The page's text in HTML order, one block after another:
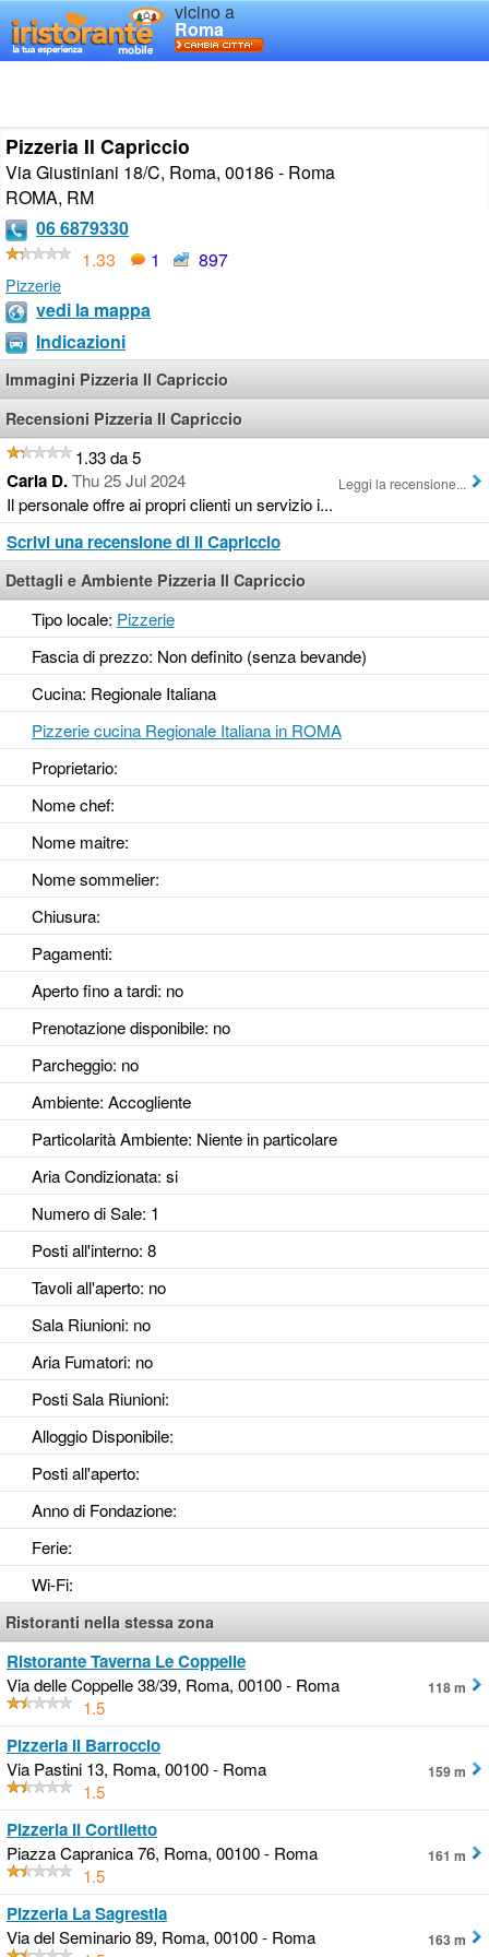
vicino a
Roma
Pizzeria Il Capriccio
Via Giustiniani 18/C, Roma, 00186 - Roma
ROMA, RM
06 6879330
1.33
1 897
Pizzerie
vedi la mappa
Indicazioni
Immagini Pizzeria Il Capriccio
Recensioni Pizzeria Il Capriccio
1.33 da 5
Carla D.Thu 25 Jul 2024
Il personale offre ai propri clienti un servizio i...
Leggi la recensione...
Scrivi una recensione di Il Capriccio
Dettagli e Ambiente Pizzeria Il Capriccio
Tipo locale: Pizzerie
Fascia di prezzo: Non definito (senza bevande)
Cucina: Regionale Italiana
Pizzerie cucina Regionale Italiana in ROMA
Proprietario:
Nome chef:
Nome maitre:
Nome sommelier:
Chiusura:
Pagamenti:
Aperto fino a tardi: no
Prenotazione disponibile: no
Parcheggio: no
Ambiente: Accogliente
Particolarità Ambiente: Niente in particolare
Aria Condizionata: si
Numero di Sale: 1
Posti all'interno: 8
Tavoli all'aperto: no
Sala Riunioni: no
Aria Fumatori: no
Posti Sala Riunioni:
Alloggio Disponibile:
Posti all'aperto:
Anno di Fondazione:
Ferie:
Wi-Fi:
Ristoranti nella stessa zona
Ristorante Taverna Le Coppelle
Via delle Coppelle 38/39, Roma, 00100 - Roma
1.5
118 m
Pizzeria Il Barroccio
Via Pastini 13, Roma, 00100 - Roma
1.5
159 m
Pizzeria Il Cortiletto
Piazza Capranica 76, Roma, 00100 - Roma
1.5
161 m
Pizzeria La Sagrestia
Via del Seminario 89, Roma, 00100 - Roma
163 m